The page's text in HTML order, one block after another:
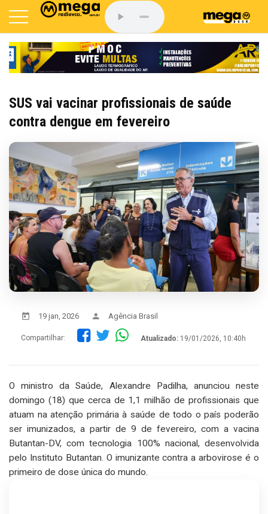
SUS vai vacinar profissionais de saúde
contra dengue em fevereiro
19 jan, 2026 Agência Brasil
Compartilhar: Atualizado: 19/01/2026, 10:40h
O ministro da Saúde, Alexandre Padilha, anunciou neste
domingo (18) que cerca de 1,1 milhão de profissionais que
atuam na atenção primária à saúde de todo o país poderão
ser imunizados, a partir de 9 de fevereiro, com a vacina
Butantan-DV, com tecnologia 100% nacional, desenvolvida
pelo Instituto Butantan. O imunizante contra a arbovirose é o
primeiro de dose única do mundo.